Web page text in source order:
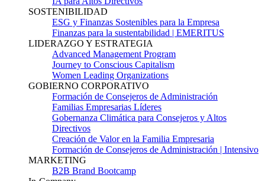
SOSTENIBILIDAD
ESG y Finanzas Sostenibles para la Empresa
Finanzas para la sustentabilidad | EMERITUS
LIDERAZGO Y ESTRATEGIA
Advanced Management Program
Journey to Conscious Capitalism
Women Leading Organizations
GOBIERNO CORPORATIVO
Formación de Consejeros de Administración
Familias Empresarias Líderes
Gobernanza Climática para Consejeros y Altos
Directivos
Creación de Valor en la Familia Empresaria
Formación de Consejeros de Administración | Intensivo
MARKETING
B2B Brand Bootcamp